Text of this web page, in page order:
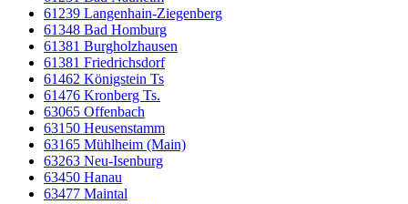
61239 Langenhain-Ziegenberg
61348 Bad Homburg
61381 Burgholzhausen
61381 Friedrichsdorf
61462 Königstein Ts
61476 Kronberg Ts.
63065 Offenbach
63150 Heusenstamm
63165 Mühlheim (Main)
63263 Neu-Isenburg
63450 Hanau
63477 Maintal